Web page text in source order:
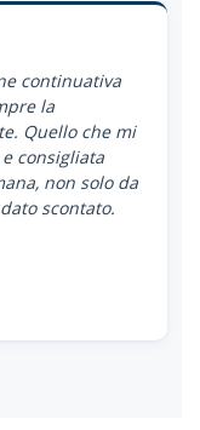
continuativa
la
Quello che mi
consigliata
non solo da
scontato.